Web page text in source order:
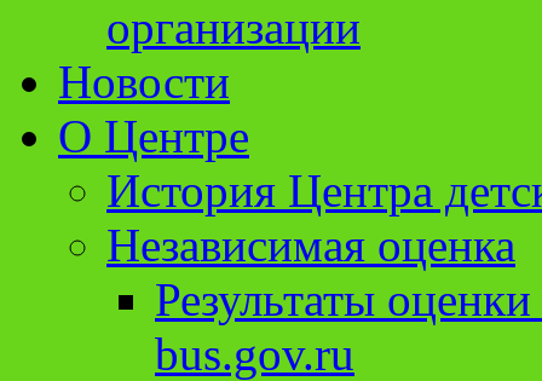
организации
Новости
О Центре
История Центра
Независимая оценка
Результаты
bus.gov.ru